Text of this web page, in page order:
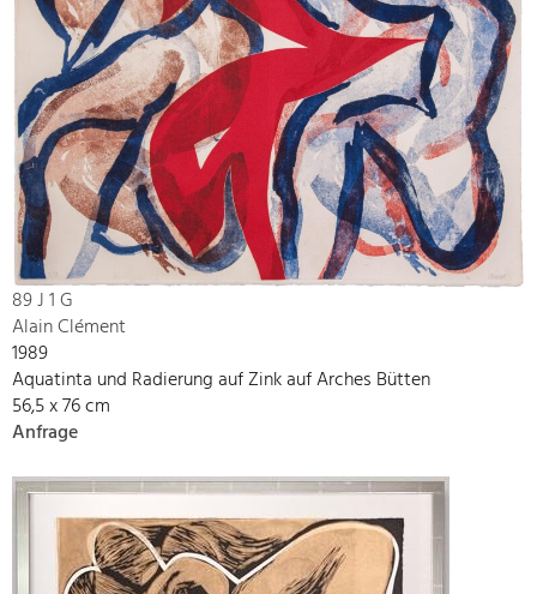
89 J 1 G
Alain Clément
1989
Aquatinta und Radierung auf Zink auf Arches Bütten
56,5 x 76 cm
Anfrage